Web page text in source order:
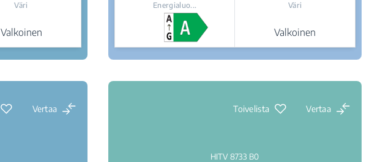
Väri
Valkoinen
Energialuo... Väri
Valkoinen
Vertaa Toivelista Vertaa
HITV 8733 B0